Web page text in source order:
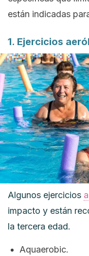
están indicadas
1. Ejercicios
Algunos ejercicios
impacto y están
la tercera edad.
Aquaerobic.